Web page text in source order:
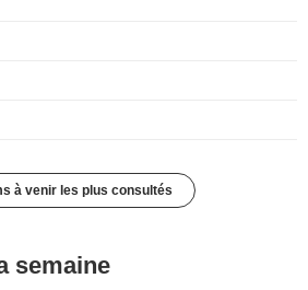
à venir les plus consultés
semaine